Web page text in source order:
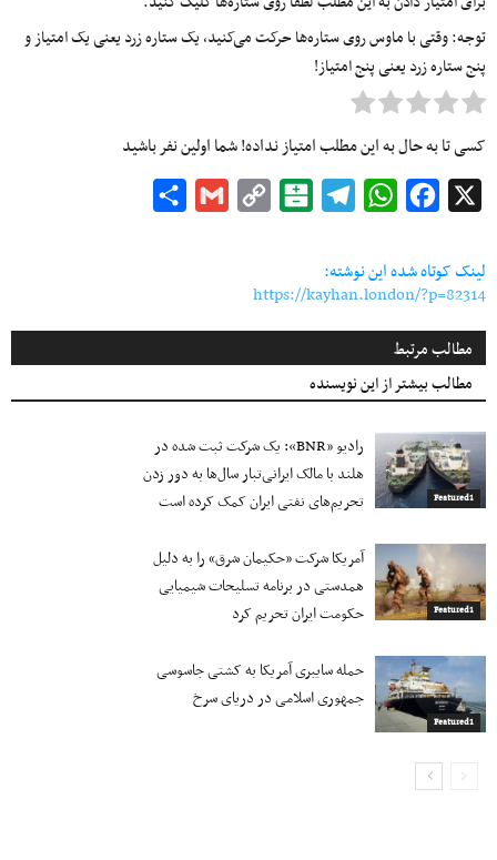
توجه: وقتی با ماوس روی ستاره‌ها حرکت می‌کنید، یک ستاره زرد یعنی یک امتیاز و
پنج ستاره زرد یعنی پنج امتیاز!
کسی تا به حال به این مطلب امتیاز نداده! شما اولین نفر باشید
Facebook
WhatsApp
Telegram
Balatarin
Copy
Gmail
لینک کوتاه شده این نوشته:
https://kayhan.london/?p=82314
مطالب مرتبط
مطالب بیشتر از این نویسنده
Featured1
رادیو «BNR»: یک شرکت ثبت شده در
هلند با مالک ایرانی‌تبار سال‌ها به دور زدن
تحریم‌های نفتی ایران کمک کرده است
Featured1
آمریکا شرکت «حکیمان شرق» را به دلیل
همدستی در برنامه تسلیحات شیمیایی
حکومت ایران تحریم کرد
Featured1
حمله سایبری آمریکا به کشتی جاسوسی
جمهوری اسلامی در دریای سرخ